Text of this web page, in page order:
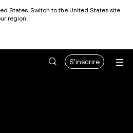
States. Switch to the United States site
region.
S'inscrire